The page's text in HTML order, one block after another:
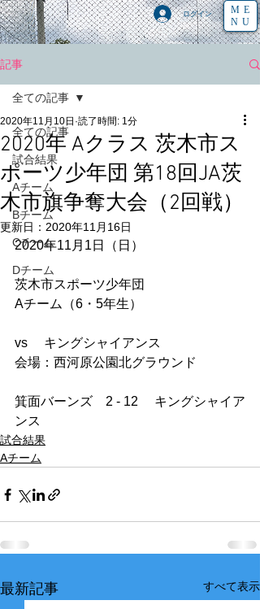
ログイン
ME
NU
記事
全ての記事
試合結果
Aチーム
Bチーム
Cチーム
Dチーム
全ての記事
2020年 Aクラス 茨木市ス
ポーツ少年団 第18回JA茨
木市旗争奪大会（2回戦）
2020年11月10日 読了時間: 1分
更新日： 2020年11月16日
2020年11月1日（日）
茨木市スポーツ少年団
Aチーム（6・5年生）
vs　 キングシャイアンス
会場：西河原公園北グラウンド
箕面バーンズ　2 - 12　 キングシャイア
ンス
試合結果
Aチーム
最新記事 すべて表示